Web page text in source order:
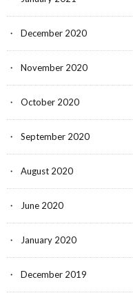
December 2020
November 2020
October 2020
September 2020
August 2020
June 2020
January 2020
December 2019